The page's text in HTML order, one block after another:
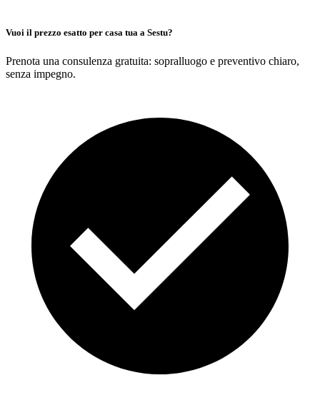
Vuoi il prezzo esatto per casa tua a Sestu?
Prenota una consulenza gratuita: sopralluogo e preventivo chiaro,
senza impegno.